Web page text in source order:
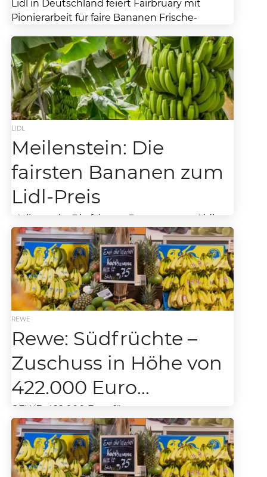
Lidl in Deutschland feiert Fairbruary mit
Pionierarbeit für faire Bananen Frische-
existenzsichernden Löhnen in der
Bananenlieferkette vor Im...
LIDL
Meilenstein: Die
fairsten Bananen zum
Lidl-Preis
Meilenstein: Die fairsten Bananen zum Lidl-
Preis Lidl leistet Beitrag für existenzsichernde
Löhne in den Erzeugerländern von Bananen
Das Bananen Sortiment bei Lidl...
REWE
Rewe: Südfrüchte –
Zuschuss in Höhe von
422.000 Euro…
REWE: 422.000 Euro für
Nachhaltigkeitsengagement rund um
Südfrüchte Spendenaktion unterstützt
Projekte in Anbauländern von Bananen und
Ananas REWE setzt sich für eine...